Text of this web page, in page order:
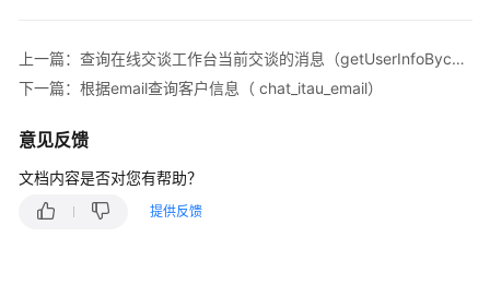
通
功
集
成
"numero": "",
"ramal": ""
    },
"identificado"
"nome_social":
上一篇：查询在线交谈工作台当前交谈的消息（getUserInfoBycallId）
下一篇：根据email查询客户信息（ chat_itau_email）
意见反馈
文档内容是否对您有帮助？
提供反馈